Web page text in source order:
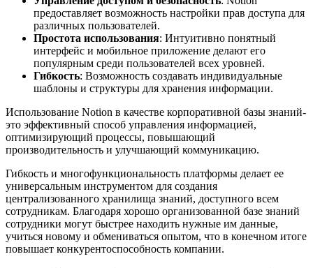
предоставляет возможность настройки прав доступа для
различных пользователей.
Простота использования: Интуитивно понятный
интерфейс и мобильное приложение делают его
популярным среди пользователей всех уровней.
Гибкость: Возможность создавать индивидуальные
шаблоны и структуры для хранения информации.
Использование Notion в качестве корпоративной базы знаний-
это эффективный способ управления информацией,
оптимизирующий процессы, повышающий
производительность и улучшающий коммуникацию.
Гибкость и многофункциональность платформы делает ее
универсальным инструментом для создания
централизованного хранилища знаний, доступного всем
сотрудникам. Благодаря хорошо организованной базе знаний
сотрудники могут быстрее находить нужные им данные,
учиться новому и обмениваться опытом, что в конечном итоге
повышает конкурентоспособность компании.